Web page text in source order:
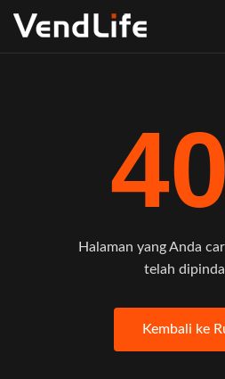
Halaman yang Anda
telah
Kembali ke